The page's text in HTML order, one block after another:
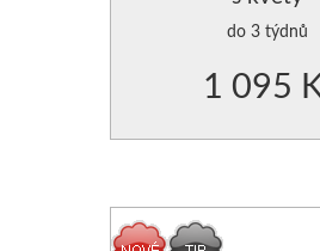
do 3 týdnů
1 095